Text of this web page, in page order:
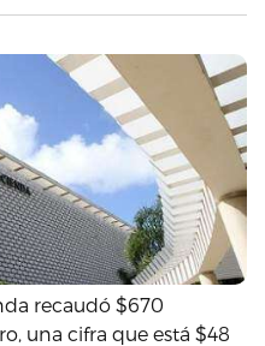
recaudó $670
una cifra que está $48